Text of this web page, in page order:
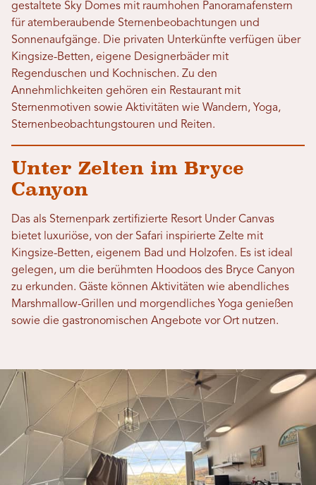
gestaltete Sky Domes mit raumhohen Panoramafenstern
für atemberaubende Sternenbeobachtungen und
Sonnenaufgänge. Die privaten Unterkünfte verfügen über
Kingsize-Betten, eigene Designerbäder mit
Regenduschen und Kochnischen. Zu den
Annehmlichkeiten gehören ein Restaurant mit
Sternenmotiven sowie Aktivitäten wie Wandern, Yoga,
Sternenbeobachtungstouren und Reiten.
Unter Zelten im Bryce
Canyon
Das als Sternenpark zertifizierte Resort Under Canvas
bietet luxuriöse, von der Safari inspirierte Zelte mit
Kingsize-Betten, eigenem Bad und Holzofen. Es ist ideal
gelegen, um die berühmten Hoodoos des Bryce Canyon
zu erkunden. Gäste können Aktivitäten wie abendliches
Marshmallow-Grillen und morgendliches Yoga genießen
sowie die gastronomischen Angebote vor Ort nutzen.